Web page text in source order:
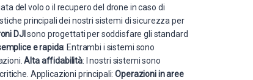
del volo o il recupero del drone in caso di
principali dei nostri sistemi di sicurezza per
DJI sono progettati per soddisfare gli standard
e rapida: Entrambi i sistemi sono
Alta affidabilità: I nostri sistemi sono
Applicazioni principali:Operazioni in aree